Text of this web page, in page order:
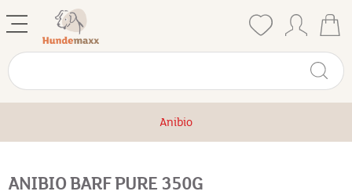
Anibio
ANIBIO BARF PURE 350G